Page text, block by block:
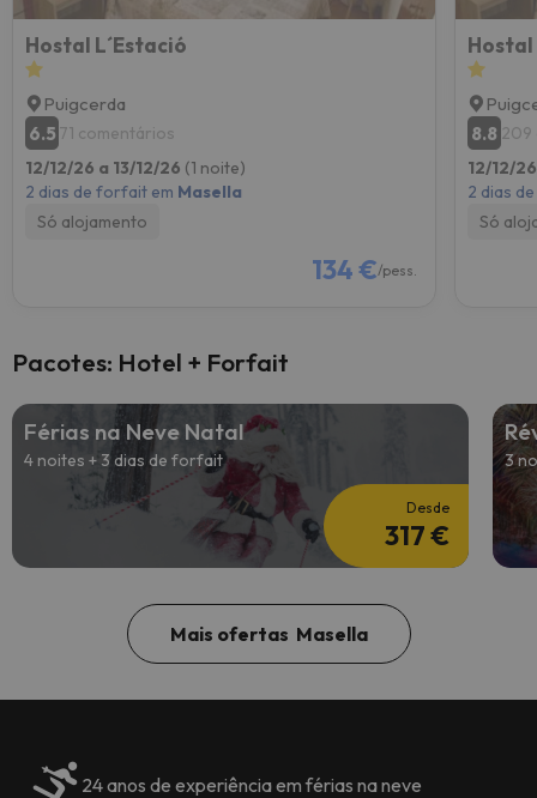
Hostal L´Estació
Puigcerda
6.5 71 comentários
12/12/26 a 13/12/26 (1 noite)
2 dias de forfait em Masella
Só alojamento
134 €/pess.
8.8 209
12/12/
2 dias
Só
Pacotes: Hotel + Forfait
Férias na Neve Natal
4 noites + 3 dias de forfait
Desde
317 €
3
Mais ofertas Masella
24 anos de experiência em férias na neve